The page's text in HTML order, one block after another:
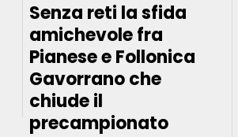
Senza reti la sfida
amichevole fra
Pianese e Follonica
Gavorrano che
chiude il
precampionato